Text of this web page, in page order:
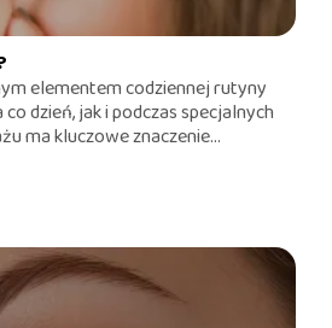
elementem codziennej rutyny
dzień, jak i podczas specjalnych
ma kluczowe znaczenie...